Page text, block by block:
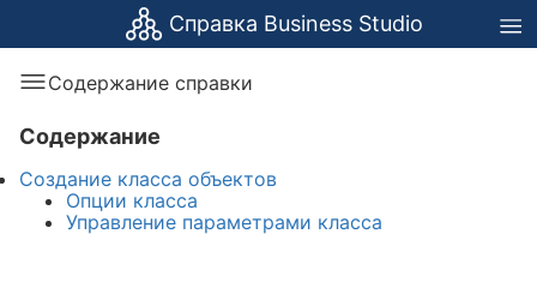
Справка Business Studio
Содержание справки
Содержание
Создание класса объектов
Опции класса
Управление параметрами класса